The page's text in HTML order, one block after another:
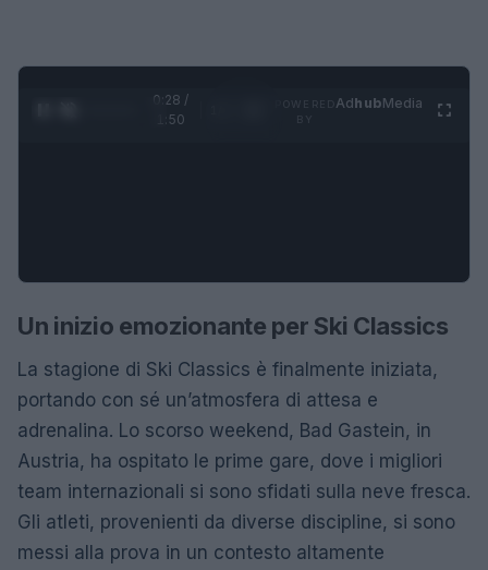
0:28 /
1:50
AdhubMedia
Un inizio emozionante per Ski Classics
La stagione di Ski Classics è finalmente iniziata,
portando con sé un’atmosfera di attesa e
adrenalina. Lo scorso weekend, Bad Gastein, in
Austria, ha ospitato le prime gare, dove i migliori
team internazionali si sono sfidati sulla neve fresca.
Gli atleti, provenienti da diverse discipline, si sono
messi alla prova in un contesto altamente